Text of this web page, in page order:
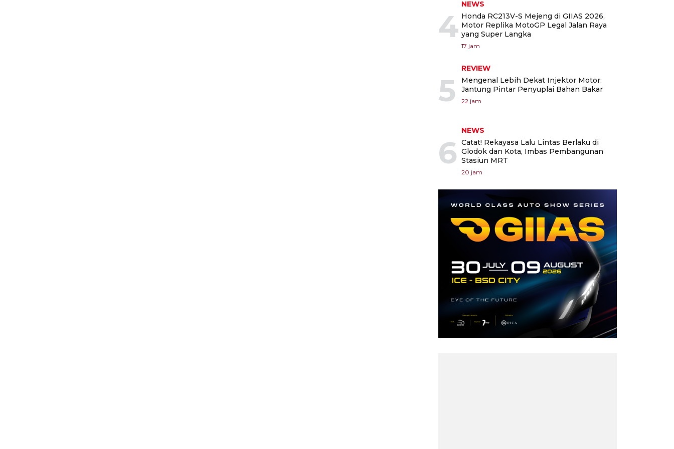
4
NEWS
Honda RC213V-S Mejeng di GIIAS 2026,
Motor Replika MotoGP Legal Jalan Raya
yang Super Langka
17 jam
5
REVIEW
Mengenal Lebih Dekat Injektor Motor:
Jantung Pintar Penyuplai Bahan Bakar
22 jam
6
NEWS
Catat! Rekayasa Lalu Lintas Berlaku di
Glodok dan Kota, Imbas Pembangunan
Stasiun MRT
20 jam